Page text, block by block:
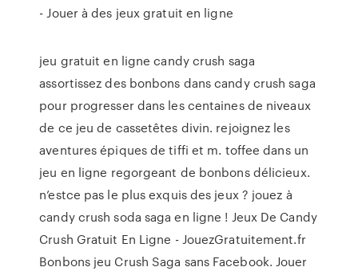
- Jouer à des jeux gratuit en ligne
jeu gratuit en ligne candy crush saga
assortissez des bonbons dans candy crush saga
pour progresser dans les centaines de niveaux
de ce jeu de cassetêtes divin. rejoignez les
aventures épiques de tiffi et m. toffee dans un
jeu en ligne regorgeant de bonbons délicieux.
n’estce pas le plus exquis des jeux ? jouez à
candy crush soda saga en ligne ! Jeux De Candy
Crush Gratuit En Ligne - JouezGratuitement.fr
Bonbons jeu Crush Saga sans Facebook. Jouer